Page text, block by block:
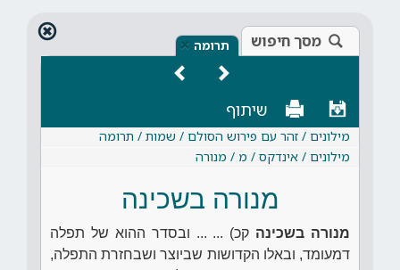
מסך חיפוש תרומה ×
שיתוף
מילונים / זהר עם פירוש הסולם / שמות / תרומה
מילונים / אינדקס / מ / מנורה
מנורה בשכינה
מנורה בשכינה קכ) ... ... ובסדר ההוא של תפלה
דמעומד, ובאלו הקדושות שביוצר ושבחזרת התפלה,